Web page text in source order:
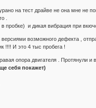
на тест драйве не она мне не
.
пробке) и дикая вибрация при
возможного дефекта ,
!!!! И это 4 тыс пробега !
опора двигателя . Протянули и
себя покажет)